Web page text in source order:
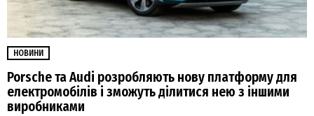
НОВИНИ
Porsche та Audi розробляють нову платформу для
електромобілів і зможуть ділитися нею з іншими
виробниками